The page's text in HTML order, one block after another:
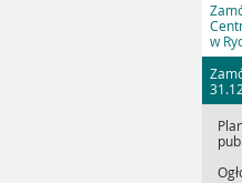
w